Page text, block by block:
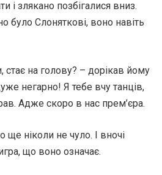
і злякано позбігалися вниз.
було Слоняткові, воно навіть
на голову? – дорікав йому
негарно! Я тебе вчу танців,
Адже скоро в нас прем’єра.
ще ніколи не чуло. І вночі
що воно означає.